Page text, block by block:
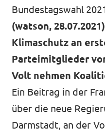
Bundestagswahl
(watson, 28.07.2021)
Klimaschutz an
Parteimitglieder
Volt nehmen
Ein Beitrag in der
über die neue
Darmstadt, an der